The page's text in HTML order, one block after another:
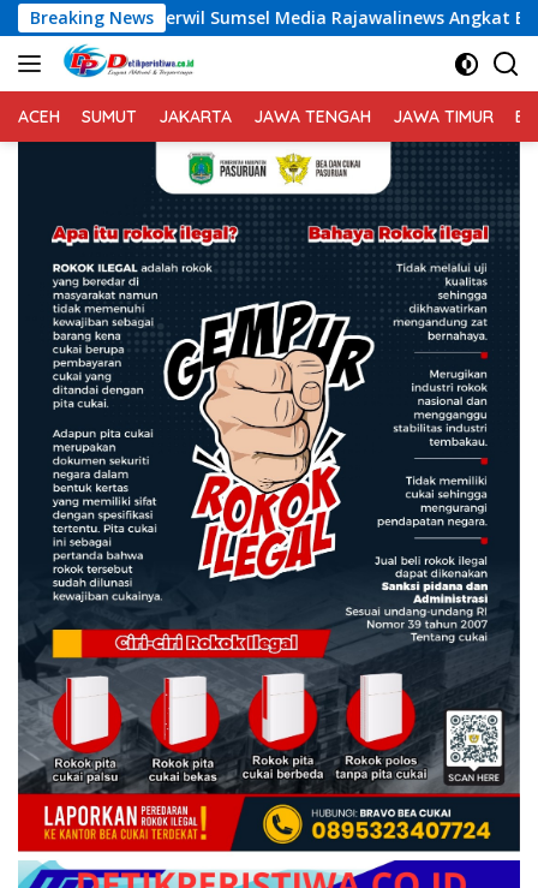
Langsung
ke
konten
Breaking News
Sumsel Media Rajawalinews Angkat Bicara Dugaan
ACEH SUMUT JAKARTA JAWA TENGAH JAWA TIMUR